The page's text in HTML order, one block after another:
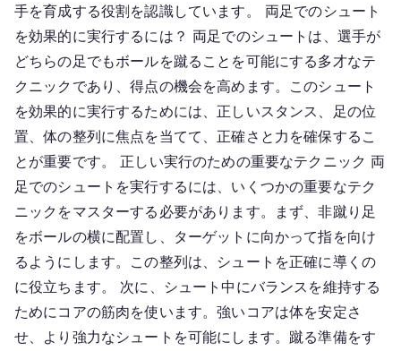
手を育成する役割を認識しています。 両足でのシュート
を効果的に実行するには？ 両足でのシュートは、選手が
どちらの足でもボールを蹴ることを可能にする多才なテ
クニックであり、得点の機会を高めます。このシュート
を効果的に実行するためには、正しいスタンス、足の位
置、体の整列に焦点を当てて、正確さと力を確保するこ
とが重要です。 正しい実行のための重要なテクニック 両
足でのシュートを実行するには、いくつかの重要なテク
ニックをマスターする必要があります。まず、非蹴り足
をボールの横に配置し、ターゲットに向かって指を向け
るようにします。この整列は、シュートを正確に導くの
に役立ちます。 次に、シュート中にバランスを維持する
ためにコアの筋肉を使います。強いコアは体を安定さ
せ、より強力なシュートを可能にします。蹴る準備をす